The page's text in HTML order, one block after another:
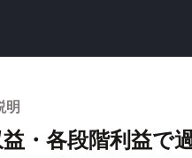
明
益・各段階利益